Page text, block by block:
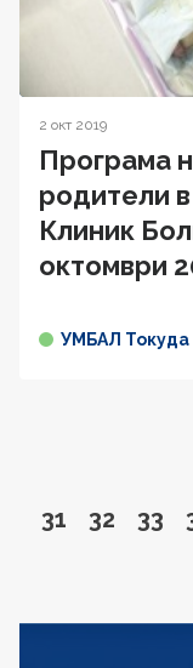
2 окт 2019
Програма
родители
Клиник
октомври
УМБАЛ Токуда
Go to page
31 Go to
32 Go
33